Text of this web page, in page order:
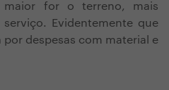
maior for o terreno, mais
Evidentemente que
despesas com material e